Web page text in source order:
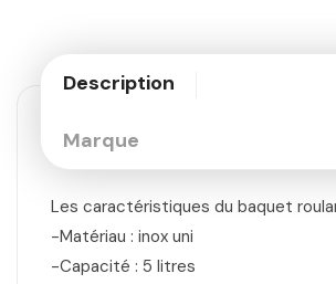
Description
Marque
Les caractéristiques du baquet
-Matériau : inox uni
-Capacité : 5 litres